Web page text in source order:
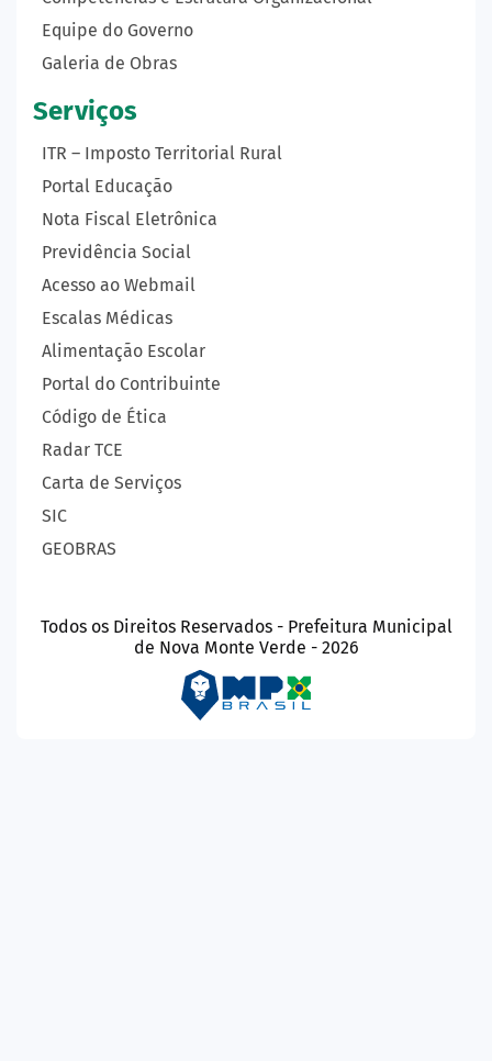
Equipe do Governo
Galeria de Obras
Serviços
ITR – Imposto Territorial Rural
Portal Educação
Nota Fiscal Eletrônica
Previdência Social
Acesso ao Webmail
Escalas Médicas
Alimentação Escolar
Portal do Contribuinte
Código de Ética
Radar TCE
Carta de Serviços
SIC
GEOBRAS
Todos os Direitos Reservados - Prefeitura Municipal
de Nova Monte Verde - 2026